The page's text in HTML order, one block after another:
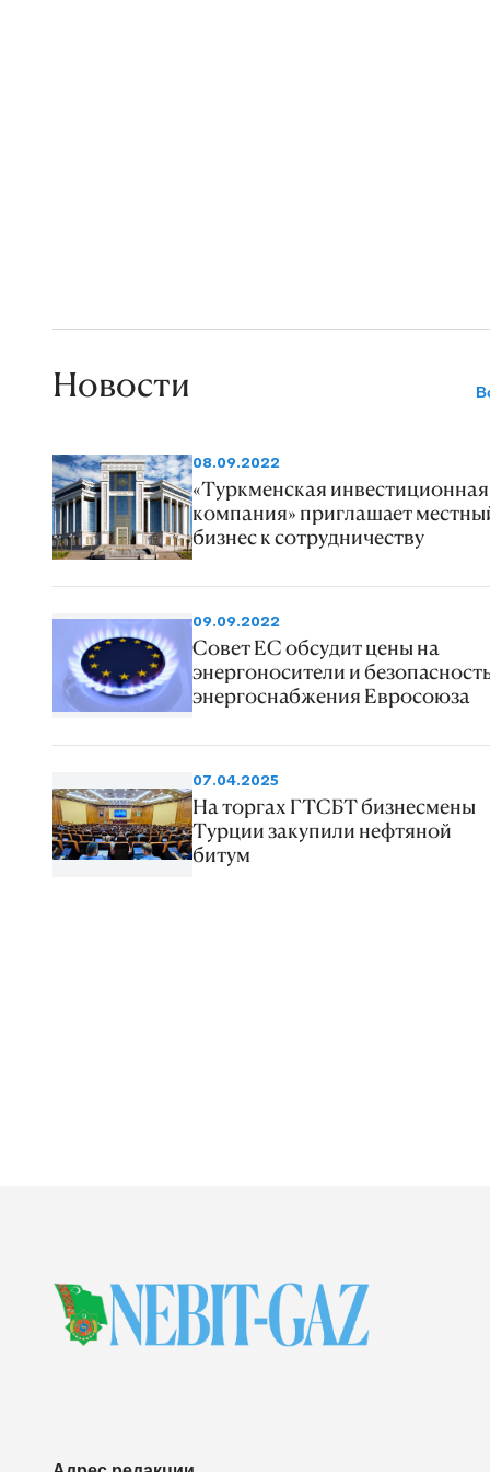
Новости
08.09.2022
«Туркменская инвестиционная
компания» приглашает
бизнес к сотрудничеству
09.09.2022
Совет ЕС обсудит цены на
энергоносители и
энергоснабжения Евросоюза
07.04.2025
На торгах ГТСБТ бизнесмены
Турции закупили нефтяной
битум